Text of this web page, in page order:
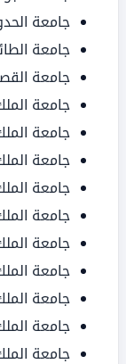
جامعة
جامعة
جامعة
جامعة
جامعة
جامعة
جامعة
جامعة
جامعة
جامعة
جامعة
جامعة
جامعة